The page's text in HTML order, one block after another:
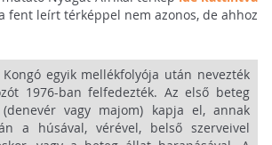
fent leírt térképpel nem azonos, de ahhoz
egyik mellékfolyója után nevezték
1976-ban felfedezték. Az első beteg
vagy majom) kapja el, annak
a húsával, vérével, belső szerveivel